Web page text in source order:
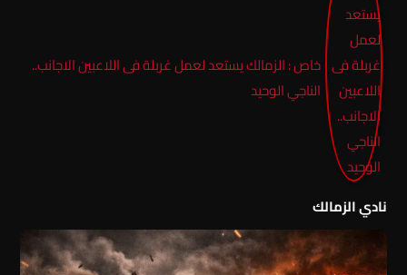
خاص : الزمالك يستعد لعمل غربلة فى اللاعبين الاجانب..
الناجي الوحيد
نادي الزمالك